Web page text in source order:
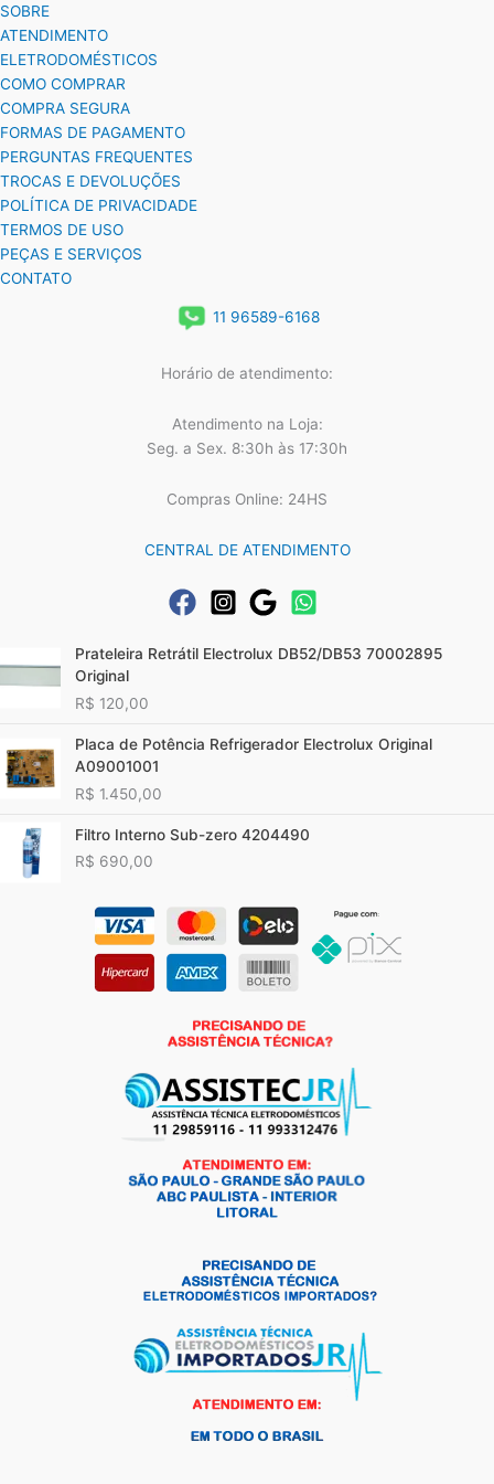
SOBRE
ATENDIMENTO
ELETRODOMÉSTICOS
COMO COMPRAR
COMPRA SEGURA
FORMAS DE PAGAMENTO
PERGUNTAS FREQUENTES
TROCAS E DEVOLUÇÕES
POLÍTICA DE PRIVACIDADE
TERMOS DE USO
PEÇAS E SERVIÇOS
CONTATO
11 96589-6168
Horário de atendimento:
Atendimento na Loja:
Seg. a Sex. 8:30h às 17:30h
Compras Online: 24HS
CENTRAL DE ATENDIMENTO
Prateleira Retrátil Electrolux DB52/DB53 70002895
Original
R$ 120,00
Placa de Potência Refrigerador Electrolux Original
A09001001
R$ 1.450,00
Filtro Interno Sub-zero 4204490
R$ 690,00